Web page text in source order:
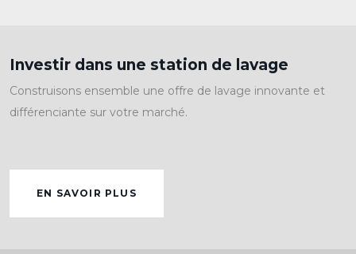
Investir dans une station de lavage
Construisons ensemble une offre de lavage innovante et
différenciante sur votre marché.
EN SAVOIR PLUS